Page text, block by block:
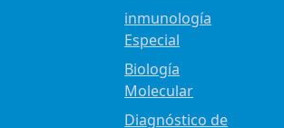
inmunología
Especial
Biología
Molecular
Diagnóstico de